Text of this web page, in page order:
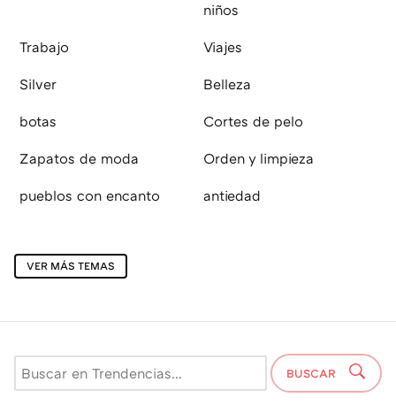
niños
Trabajo Viajes
Silver Belleza
botas Cortes de pelo
Zapatos de moda Orden y limpieza
pueblos con encanto antiedad
VER MÁS TEMAS
BUSCAR